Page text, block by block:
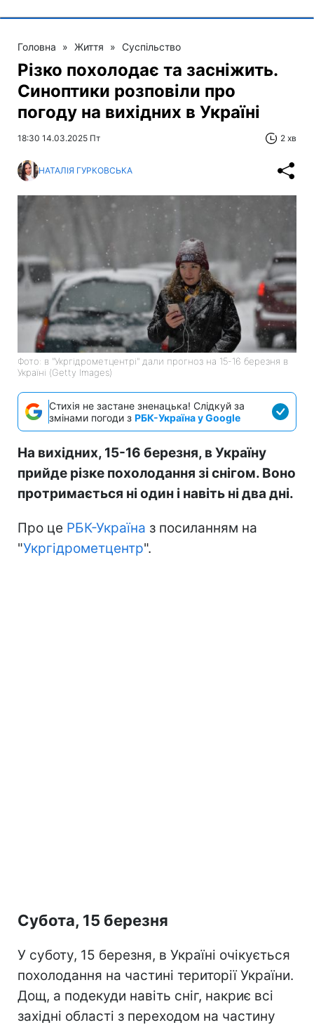
Головна » Життя » Суспільство
Різко похолодає та засніжить.
Синоптики розповіли про
погоду на вихідних в Україні
18:30 14.03.2025 Пт 2 хв
НАТАЛІЯ ГУРКОВСЬКА
Фото: в "Укргідрометцентрі" дали прогноз на 15-16 березня в
Україні (Getty Images)
Стихія не застане зненацька! Слідкуй за
змінами погоди з РБК-Україна у Google
На вихідних, 15-16 березня, в Україну
прийде різке похолодання зі снігом. Воно
протримається ні один і навіть ні два дні.
Про це РБК-Україна з посиланням на
"Укргідрометцентр".
Субота, 15 березня
У суботу, 15 березня, в Україні очікується
похолодання на частині території України.
Дощ, а подекуди навіть сніг, накриє всі
західні області з переходом на частину